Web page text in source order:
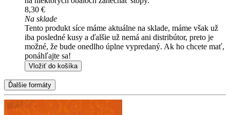
8,30 €
Na sklade
Tento produkt síce máme aktuálne na sklade, máme však už
iba posledné kusy a ďalšie už nemá ani distribútor, preto je
možné, že bude onedlho úplne vypredaný. Ak ho chcete mať,
ponáhľajte sa!
Vložiť do košíka
Ďalšie formáty